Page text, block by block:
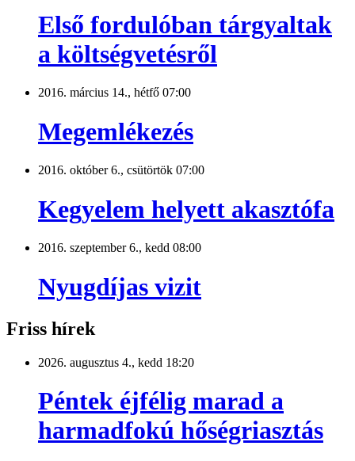
Első fordulóban tárgyaltak
a költségvetésről
2016. március 14., hétfő 07:00
Megemlékezés
2016. október 6., csütörtök 07:00
Kegyelem helyett akasztófa
2016. szeptember 6., kedd 08:00
Nyugdíjas vizit
Friss hírek
2026. augusztus 4., kedd 18:20
Péntek éjfélig marad a
harmadfokú hőségriasztás